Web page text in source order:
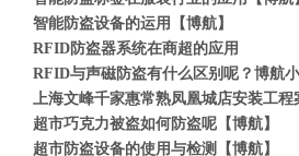
智能防盗设备的运用【博航】
RFID防盗器系统在商超的应用
超市巧克力被盗如何防盗呢【博航】
超市防盗设备的使用与检测【博航】